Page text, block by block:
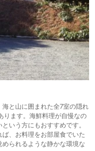
と山に囲まれた全7室の隠れ
ります。海鮮料理が自慢なの
いう方にもおすすめです。
、お料理をお部屋食でいた
られるような静かな環境な